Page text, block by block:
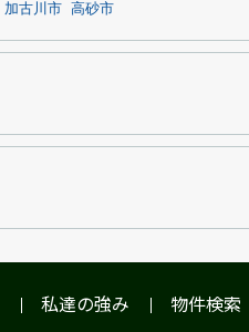
加古川市 高砂市
私達の強み 物件検索